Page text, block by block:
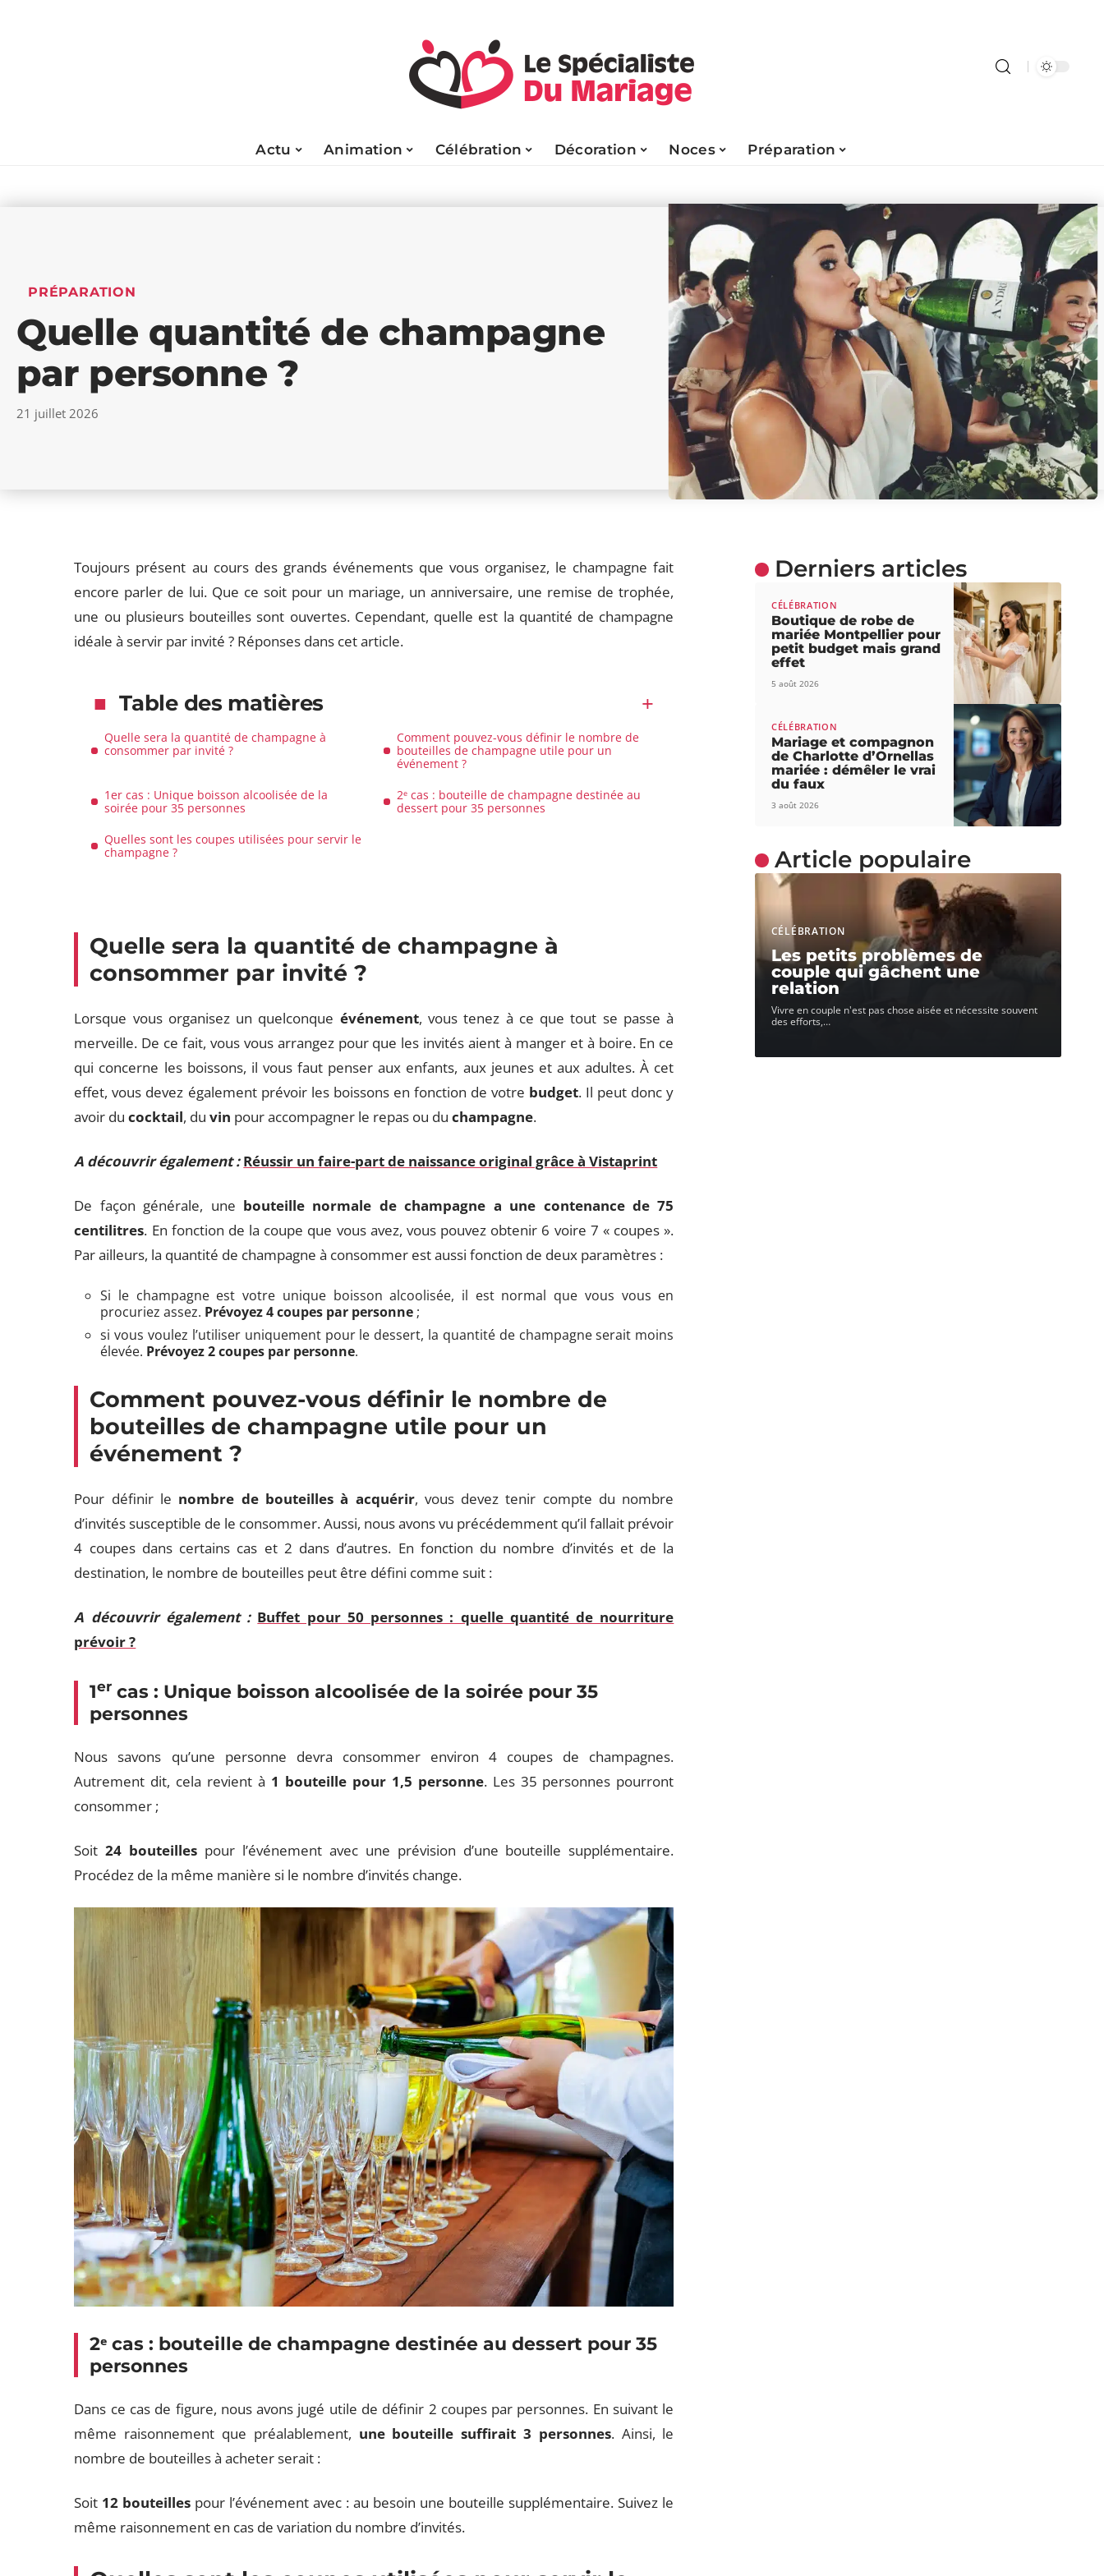
Actu Animation Célébration Décoration Noces Préparation
PRÉPARATION
Quelle quantité de champagne
par personne ?
21 juillet 2026
Toujours présent au cours des grands événements que vous organisez, le champagne fait
encore parler de lui. Que ce soit pour un mariage, un anniversaire, une remise de trophée,
une ou plusieurs bouteilles sont ouvertes. Cependant, quelle est la quantité de champagne
idéale à servir par invité ? Réponses dans cet article.
Table des matières
Quelle sera la quantité de champagne à
consommer par invité ?
Comment pouvez-vous définir le nombre de
bouteilles de champagne utile pour un
événement ?
1er cas : Unique boisson alcoolisée de la
soirée pour 35 personnes
2ᵉ cas : bouteille de champagne destinée au
dessert pour 35 personnes
Quelles sont les coupes utilisées pour servir le
champagne ?
Quelle sera la quantité de champagne à
consommer par invité ?
Lorsque vous organisez un quelconque événement, vous tenez à ce que tout se passe à
merveille. De ce fait, vous vous arrangez pour que les invités aient à manger et à boire. En ce
qui concerne les boissons, il vous faut penser aux enfants, aux jeunes et aux adultes. À cet
effet, vous devez également prévoir les boissons en fonction de votre budget. Il peut donc y
avoir ducocktail, duvin pour accompagner le repas ou duchampagne.
A découvrir également : Réussir un faire-part de naissance original grâce à Vistaprint
De façon générale, une bouteille normale de champagne a une contenance de 75
centilitres. En fonction de la coupe que vous avez, vous pouvez obtenir 6 voire 7 « coupes ».
Par ailleurs, la quantité de champagne à consommer est aussi fonction de deux paramètres :
Si le champagne est votre unique boisson alcoolisée, il est normal que vous vous en
procuriez assez. Prévoyez 4 coupes par personne ;
si vous voulez l’utiliser uniquement pour le dessert, la quantité de champagne serait moins
élevée. Prévoyez 2 coupes par personne.
Comment pouvez-vous définir le nombre de
bouteilles de champagne utile pour un
événement ?
Pour définir le nombre de bouteilles à acquérir, vous devez tenir compte du nombre
d’invités susceptible de le consommer. Aussi, nous avons vu précédemment qu’il fallait prévoir
4 coupes dans certains cas et 2 dans d’autres. En fonction du nombre d’invités et de la
destination, le nombre de bouteilles peut être défini comme suit :
A découvrir également : Buffet pour 50 personnes : quelle quantité de nourriture
prévoir ?
1er cas : Unique boisson alcoolisée de la soirée pour 35
personnes
Nous savons qu’une personne devra consommer environ 4 coupes de champagnes.
Autrement dit, cela revient à 1 bouteille pour 1,5 personne. Les 35 personnes pourront
consommer ;
Soit24 bouteilles pour l’événement avec une prévision d’une bouteille supplémentaire.
Procédez de la même manière si le nombre d’invités change.
2ᵉ cas : bouteille de champagne destinée au dessert pour 35
personnes
Dans ce cas de figure, nous avons jugé utile de définir 2 coupes par personnes. En suivant le
même raisonnement que préalablement, une bouteille suffirait 3 personnes. Ainsi, le
nombre de bouteilles à acheter serait :
Soit 12 bouteilles pour l’événement avec : au besoin une bouteille supplémentaire. Suivez le
même raisonnement en cas de variation du nombre d’invités.
Derniers articles
CÉLÉBRATION
Boutique de robe de
mariée Montpellier pour
petit budget mais grand
effet
5 août 2026
CÉLÉBRATION
Mariage et compagnon
de Charlotte d’Ornellas
mariée : démêler le vrai
du faux
3 août 2026
Article populaire
CÉLÉBRATION
Les petits problèmes de
couple qui gâchent une
relation
Vivre en couple n'est pas chose aisée et nécessite souvent
des efforts,…